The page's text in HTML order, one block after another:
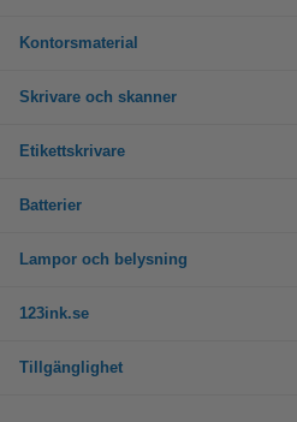
Kontorsmaterial
Skrivare och skanner
Etikettskrivare
Batterier
Lampor och belysning
123ink.se
Tillgänglighet